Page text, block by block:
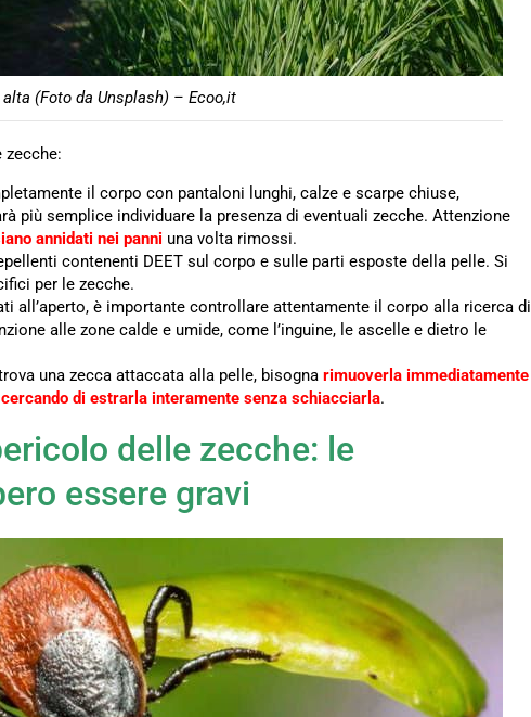
alta (Foto da Unsplash) – Ecoo,it
il corpo con pantaloni lunghi, calze e scarpe chiuse,
più semplice individuare la presenza di eventuali zecche. Attenzione
annidati nei panni una volta rimossi.
contenenti DEET sul corpo e sulle parti esposte della pelle. Si
per le zecche.
all’aperto, è importante controllare attentamente il corpo alla ricerca di
alle zone calde e umide, come l’inguine, le ascelle e dietro le
una zecca attaccata alla pelle, bisogna rimuoverla immediatamente
di estrarla interamente senza schiacciarla.
delle zecche: le
essere gravi